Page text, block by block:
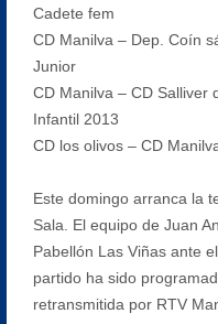
Cadete fem
CD Manilva – Dep. Coín
Junior
CD Manilva – CD Salliver
Infantil 2013
CD los olivos – CD
Este domingo arranca la
Sala. El equipo de Juan
Pabellón Las Viñas ante
partido ha sido
retransmitida por RTV